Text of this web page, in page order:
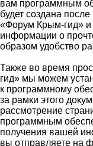
вам программным
будет создана
«Форум Крым-гид» и
информации о
образом удобство
Также во время
гид» мы можем
к программному
за рамки этого
рассмотрение
программным
получения вашей
вы отправляете на